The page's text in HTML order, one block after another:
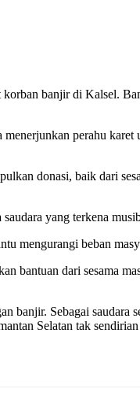
banjir di Kalsel.
perahu karet
donasi, baik dari
yang terkena
mengurangi beban
bantuan dari sesama
banjir. Sebagai saudara
Selatan tak